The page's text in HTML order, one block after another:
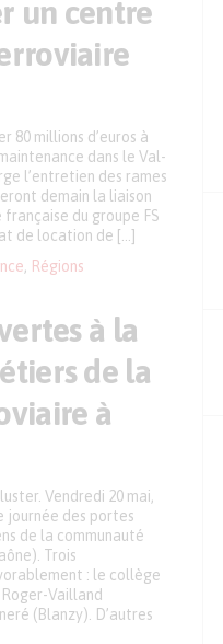
un centre
Régions
80 millions d’euros à
dans le Val-
l’entretien des rames
demain la liaison
du groupe FS
de location de […]
à la
de la
à
Vendredi 20 mai,
journée des portes
de la communauté
Trois
: le collège
Vailland
(Blanzy). D’autres